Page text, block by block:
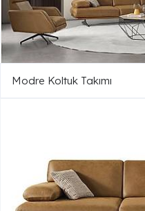
Modre Koltuk Takımı